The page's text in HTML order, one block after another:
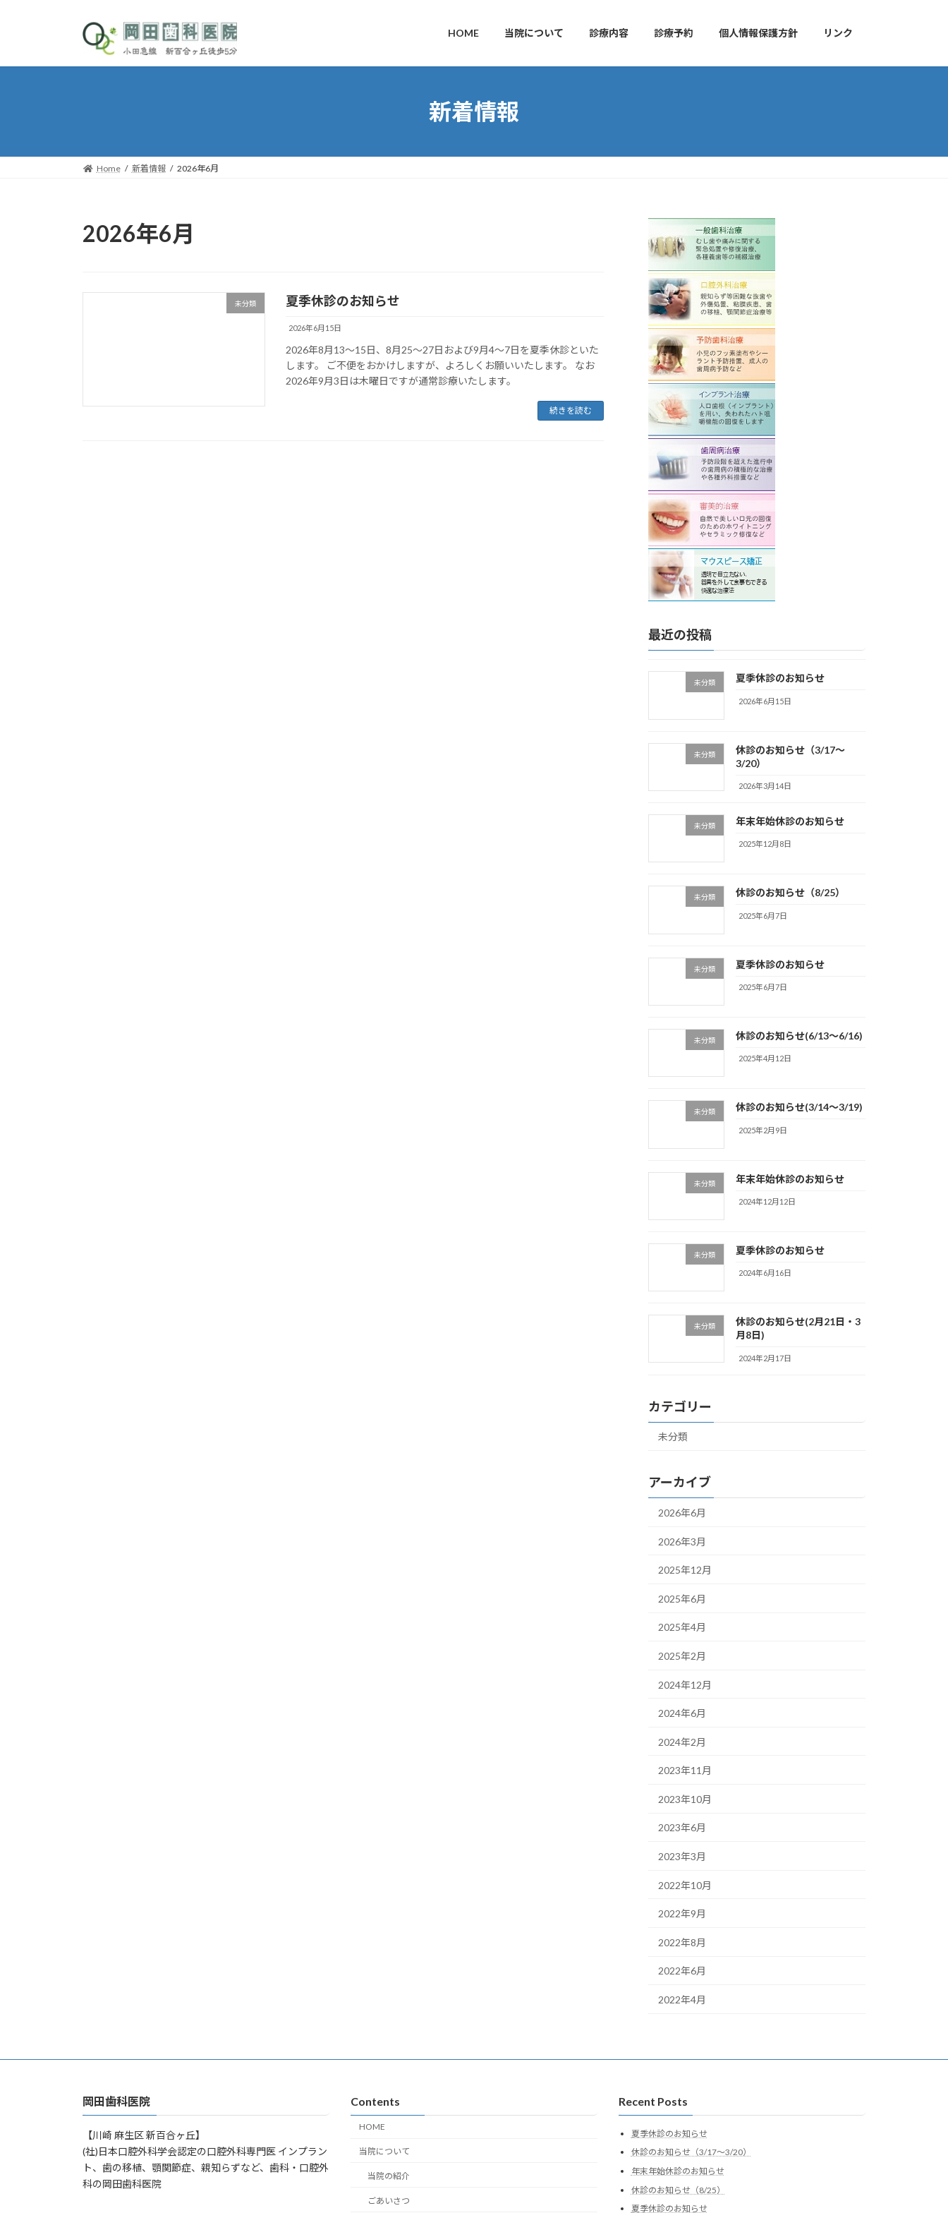
プ
動
HOME 当院について 診療内容 診療予約 個人情報保護方針 リンク
新着情報
Home 新着情報 2026年6月
2026年6月
未分類 夏季休診のお知らせ
2026年6月15日
2026年8月13～15日、8月25～27日および9月4～7日を夏季休診といた
します。 ご不便をおかけしますが、よろしくお願いいたします。 なお
2026年9月3日は木曜日ですが通常診療いたします。
続きを読む
最近の投稿
未分類 夏季休診のお知らせ
2026年6月15日
未分類
休診のお知らせ（3/17～
3/20）
2026年3月14日
未分類 年末年始休診のお知らせ
2025年12月8日
未分類 休診のお知らせ（8/25）
2025年6月7日
未分類 夏季休診のお知らせ
2025年6月7日
未分類 休診のお知らせ(6/13～6/16)
2025年4月12日
未分類 休診のお知らせ(3/14～3/19)
2025年2月9日
未分類 年末年始休診のお知らせ
2024年12月12日
未分類 夏季休診のお知らせ
2024年6月16日
未分類
休診のお知らせ(2月21日・3
月8日)
2024年2月17日
カテゴリー
未分類
アーカイブ
2026年6月
2026年3月
2025年12月
2025年6月
2025年4月
2025年2月
2024年12月
2024年6月
2024年2月
2023年11月
2023年10月
2023年6月
2023年3月
2022年10月
2022年9月
2022年8月
2022年6月
2022年4月
岡田歯科医院
【川崎 麻生区 新百合ヶ丘】
(社)日本口腔外科学会認定の口腔外科専門医 インプラン
ト、歯の移植、顎関節症、親知らずなど、歯科・口腔外
科の岡田歯科医院
Contents
HOME
当院について
当院の紹介
ごあいさつ
Recent Posts
夏季休診のお知らせ
休診のお知らせ（3/17～3/20）
年末年始休診のお知らせ
休診のお知らせ（8/25）
夏季休診のお知らせ